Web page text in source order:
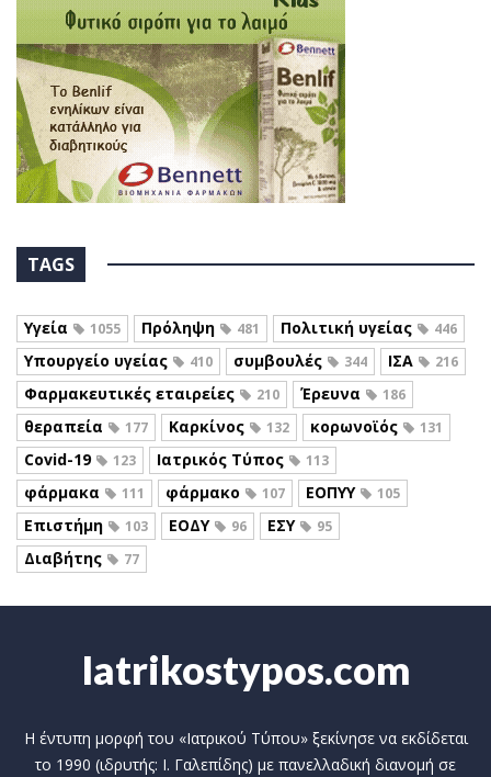
TAGS
Υγεία 1055 Πρόληψη 481 Πολιτική υγείας 446
Υπουργείο υγείας 410 συμβουλές 344 ΙΣΑ 216
Φαρμακευτικές εταιρείες 210 Έρευνα 186
θεραπεία 177 Καρκίνος 132 κορωνοϊός 131
Covid-19 123 Ιατρικός Τύπος 113
φάρμακα 111 φάρμακο 107 ΕΟΠΥΥ 105
Επιστήμη 103 ΕΟΔΥ 96 ΕΣΥ 95
Διαβήτης 77
Iatrikostypos.com
Η έντυπη μορφή του «Ιατρικού Τύπου» ξεκίνησε να εκδίδεται
το 1990 (ιδρυτής: Ι. Γαλεπίδης) με πανελλαδική διανομή σε